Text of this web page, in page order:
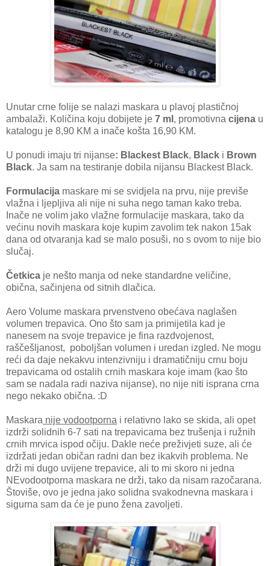
Unutar crne folije se nalazi maskara u plavoj plastičnoj
ambalaži. Količina koju dobijete je 7 ml , promotivna cijena u
katalogu je 8,90 KM a inače košta 16,90 KM.
U ponudi imaju tri nijanse: Blackest Black, Black i Brown
Black. Ja sam na testiranje dobila nijansu Blackest Black.
Formulacija maskare mi se svidjela na prvu, nije previše
vlažna i ljepljiva ali nije ni suha nego taman kako treba.
Inače ne volim jako vlažne formulacije maskara, tako da
većinu novih maskara koje kupim zavolim tek nakon 15ak
dana od otvaranja kad se malo posuši, no s ovom to nije bio
slučaj.
Četkica je nešto manja od neke standardne veličine,
obična, sačinjena od sitnih dlačica.
Aero Volume maskara prvenstveno obećava naglašen
volumen trepavica. Ono što sam ja primijetila kad je
nanesem na svoje trepavice je fina razdvojenost,
raščešljanost, poboljšan volumen i uredan izgled. Ne mogu
reći da daje nekakvu intenzivniju i dramatičniju crnu boju
trepavicama od ostalih crnih maskara koje imam (kao što
sam se nadala radi naziva nijanse), no nije niti isprana crna
nego nekako obična. :D
Maskara nije vodootporna i relativno lako se skida, ali opet
izdrži solidnih 6-7 sati na trepavicama bez trušenja i ružnih
crnih mrvica ispod očiju. Dakle neće preživjeti suze, ali će
izdržati jedan običan radni dan bez ikakvih problema. Ne
drži mi dugo uvijene trepavice, ali to mi skoro ni jedna
NEvodootporna maskara ne drži, tako da nisam razočarana.
Štoviše, ovo je jedna jako solidna svakodnevna maskara i
sigurna sam da će je puno žena zavoljeti.